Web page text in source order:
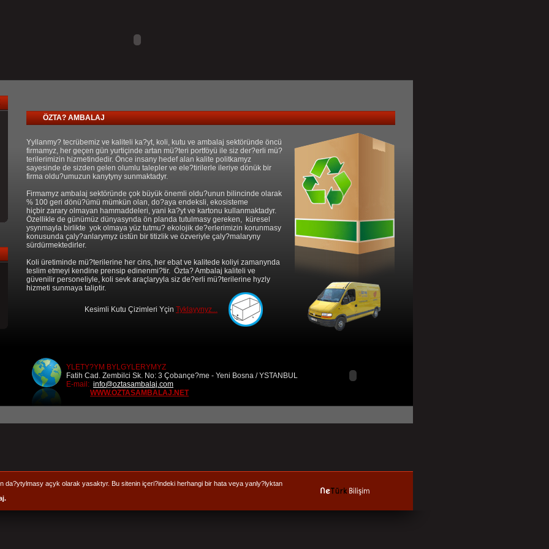
ÖZTA? AMBALAJ
Yyllanmy? tecrübemiz ve kaliteli ka?yt, koli, kutu ve ambalaj sektöründe öncü
firmamyz, her geçen gün yurtiçinde artan mü?teri portföyü ile siz der?erli mü?
terilerimizin hizmetindedir. Önce insany hedef alan kalite politkamyz
sayesinde de sizden gelen olumlu talepler ve ele?tirilerle ileriye dönük bir
firma oldu?umuzun kanytyny sunmaktadyr.
Firmamyz ambalaj sektöründe çok büyük önemli oldu?unun bilincinde olarak
% 100 geri dönü?ümü mümkün olan, do?aya endeksli, ekosisteme
hiçbir zarary olmayan hammaddeleri, yani ka?yt ve kartonu kullanmaktadyr.
Özellikle de günümüz dünyasynda ön planda tutulmasy gereken, küresel
ysynmayla birlikte yok olmaya yüz tutmu? ekolojik de?erlerimizin korunmasy
konusunda çaly?anlarymyz üstün bir titizlik ve özveriyle çaly?malaryny
sürdürmektedirler.
Koli üretiminde mü?terilerine her cins, her ebat ve kalitede koliyi zamanynda
teslim etmeyi kendine prensip edinenmi?tir. Özta? Ambalaj kaliteli ve
güvenilir personeliyle, koli sevk araçlaryyla siz de?erli mü?terilerine hyzly
hizmeti sunmaya taliptir.
Kesimli Kutu Çizimleri Yçin Tyklayynyz...
YLETY?YM BYLGYLERYMYZ
Fatih Cad. Zembilci Sk. No: 3 Çobançe?me - Yeni Bosna / YSTANBUL
E-mail: info@oztasambalaj.com
WWW.OZTASAMBALAJ.NET
da?ytylmasy açyk olarak yasaktyr. Bu sitenin içeri?indeki herhangi bir hata veya yanly?lyktan